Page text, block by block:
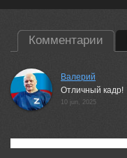
Комментарии
Валерий
Отличный кадр!
10 jun, 2025